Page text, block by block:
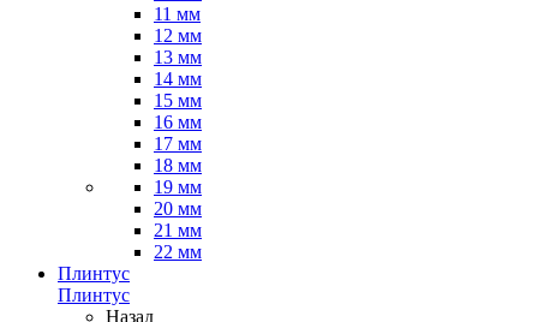
11 мм
12 мм
13 мм
14 мм
15 мм
16 мм
17 мм
18 мм
19 мм
20 мм
21 мм
22 мм
Плинтус
Плинтус
Назад